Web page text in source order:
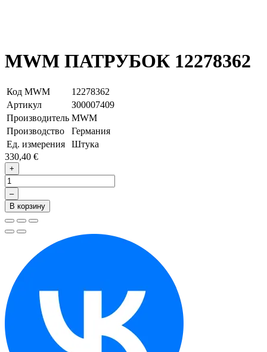
MWM ПАТРУБОК 12278362
Код MWM
12278362
Артикул
З00007409
Производитель MWM
Производство
Германия
Ед. измерения
Штука
330,40 €
+
–
В корзину